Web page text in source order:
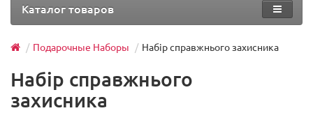
Каталог товаров
Подарочные Наборы Набір справжнього захисника
Набір справжнього
захисника